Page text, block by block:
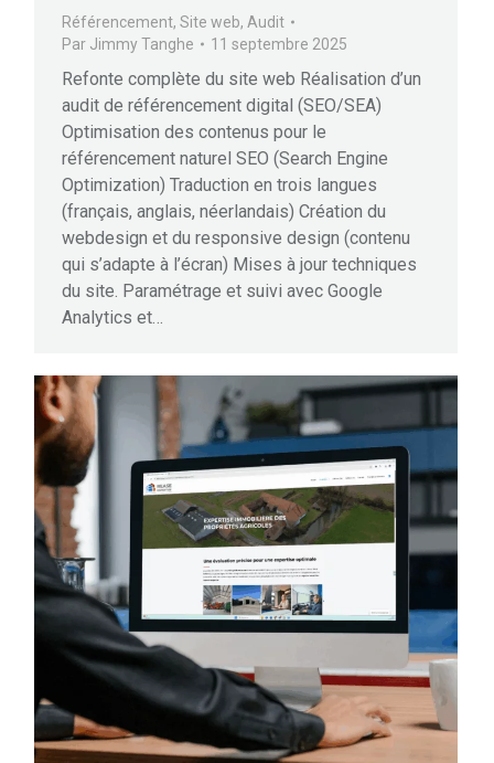
Référencement,Site web, Audit
Par Jimmy Tanghe 11 septembre 2025
Refonte complète du site web Réalisation d’un
audit de référencement digital (SEO/SEA)
Optimisation des contenus pour le
référencement naturel SEO (Search Engine
Optimization) Traduction en trois langues
(français, anglais, néerlandais) Création du
webdesign et du responsive design (contenu
qui s’adapte à l’écran) Mises à jour techniques
du site. Paramétrage et suivi avec Google
Analytics et…